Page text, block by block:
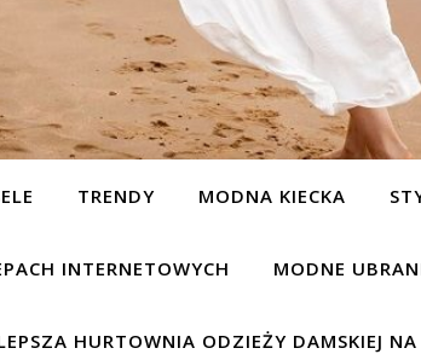
TRENDY MODNA KIECKA
INTERNETOWYCH MODNE
HURTOWNIA ODZIEŻY DAMSKIEJ NA